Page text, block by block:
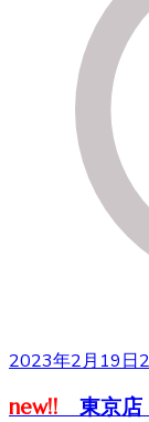
2023年2月19日
new!! 東京店